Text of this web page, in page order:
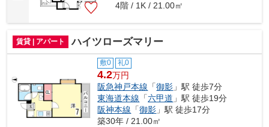
4階 / 1K / 21.00㎡
賃貸 | アパート ハイツローズマリー
敷0 礼0
4.2万円
阪急神戸本線 「御影 」駅 徒歩7分
東海道本線 「六甲道 」駅 徒歩19分
阪神本線 「御影 」駅 徒歩17分
築30年 / 21.00㎡